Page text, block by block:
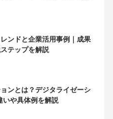
ンドと企業活用事例｜成果
テップを解説
ンとは？デジタライゼーシ
いや具体例を解説